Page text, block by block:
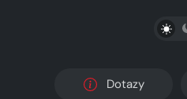
Dotazy